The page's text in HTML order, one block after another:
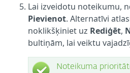
Lai izveidotu noteikumu,
Pievienot. Alternatīvi
noklikšķiniet uz Rediģēt,
bultiņām, lai veiktu
Noteikuma